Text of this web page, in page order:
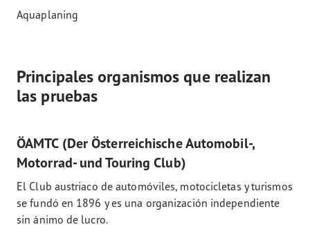
Aquaplaning
Principales organismos que realizan
las pruebas
ÖAMTC (Der Österreichische Automobil-,
Motorrad- und Touring Club)
El Club austriaco de automóviles, motocicletas y turismos
se fundó en 1896 y es una organización independiente
sin ánimo de lucro.